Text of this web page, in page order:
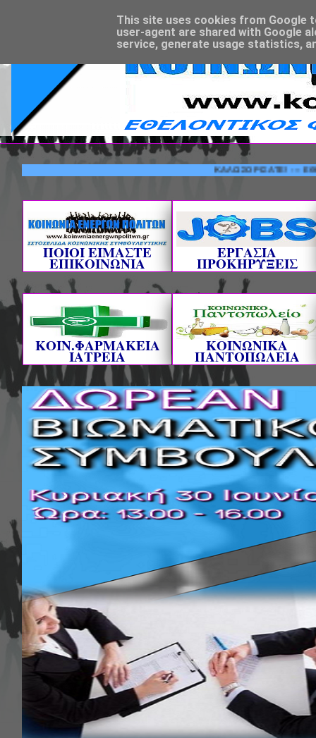
ΚΑΛΩΣΟΡΙΣΑΤΕ! ---
ΠΟΙΟΙ ΕΙΜΑΣΤΕ
ΕΠΙΚΟΙΝΩΝΙΑ
ΕΡΓΑΣΙΑ
ΠΡΟΚΗΡΥΞΕΙΣ
ΚΟΙΝ.ΦΑΡΜΑΚΕΙΑ
ΙΑΤΡΕΙΑ
ΚΟΙΝΩΝΙΚΑ
ΠΑΝΤΟΠΩΛΕΙΑ
This site uses cookies from Google
user-agent are shared with Google
service, generate usage statistics,